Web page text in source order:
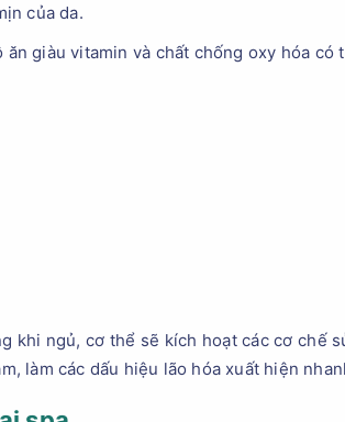
của da.
giàu vitamin và chất chống oxy hóa có
khi ngủ, cơ thể sẽ kích hoạt các cơ chế
làm các dấu hiệu lão hóa xuất hiện